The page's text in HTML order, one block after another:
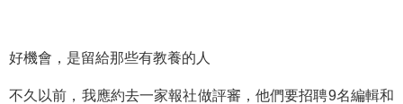
好機會，是留給那些有教養的人
不久以前，我應約去一家報社做評審，他們要招聘9名編輯和